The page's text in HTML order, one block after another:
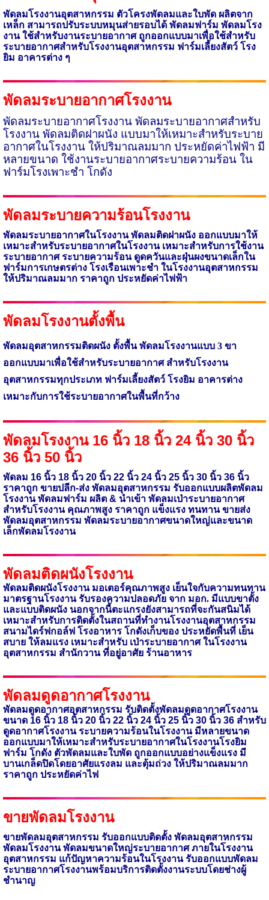
พัดลมโรงงานอุตสาหกรรม ตัวโครงพัดลมและใบพัด ผลิตจาก
เหล็ก สามารถปรับระบบหมุนส่ายรอบได้ พัดลมฟาร์ม พัดลมโรง
งาน ใช้สำหรับงานระบายอากาศ ถูกออกแบบมาเพื่อใช้สำหรับ
ระบายอากาศสำหรับโรงงานอุตสาหกรรม ฟาร์มเลี้ยงสัตว์ โรง
ยิม อาคารต่าง ๆ
พัดลมระบายอากาศโรงงาน
พัดลมระบายอากาศโรงงาน พัดลมระบายอากาศสำหรับ
โรงงาน พัดลมติดฝาผนัง แบบมาให้เหมาะสำหรับระบาย
อากาศในโรงงาน ให้ปริมาณลมมาก ประหยัดค่าไฟฟ้า มี
หลายขนาด ใช้งานระบายอากาศระบายความร้อนใน
ฟาร์มโรงเพาะชำ โกดัง
พัดลมระบายความร้อนโรงงาน
พัดลมระบายอากาศในโรงงาน พัดลมติดฝาผนัง ออกแบบมาให้
เหมาะสำหรับระบายอากาศในโรงงานเหมาะสำหรับการใช้งาน
ระบายอากาศ ระบายความร้อน ดูดควันและฝุ่นผงขนาดเล็กใน
ฟาร์มการเกษตรต่าง โรงเรือนเพาะชำ ในโรงงานอุตสาหกรรม
ให้ปริมาณลมมาก ราคาถูก ประหยัดค่าไฟฟ้า
พัดลมโรงงานตั้งพื้น
พัดลมอุตสาหกรรมติดผนัง ตั้งพื้น พัดลมโรงงานแบบ 3 ขา
ออกแบบมาเพื่อใช้สำหรับระบายอากาศ สำหรับโรงงาน
อุตสาหกรรมทุกประเภท ฟาร์มเลี้ยงสัตว์ โรงยิม อาคารต่าง
เหมาะกับการใช้ระบายอากาศในพื้นที่กว้าง
พัดลมโรงงาน 16 นิ้ว 18 นิ้ว 24 นิ้ว 30 นิ้ว
36 นิ้ว 50 นิ้ว
พัดลม 16 นิ้ว 18 นิ้ว 20 นิ้ว 22 นิ้ว 24 นิ้ว 25 นิ้ว 30 นิ้ว 36 นิ้ว
ราคาถูก ขายปลีก-ส่ง พัดลมอุตสาหกรรม รับออกแบบผลิตพัดลม
โรงงาน พัดลมฟาร์ม ผลิต & นำเข้า พัดลมเป่าระบายอากาศ
สำหรับโรงงานคุณภาพสูง ราคาถูก แข็งแรง ทนทาน ขายส่ง
พัดลมอุตสาหกรรม พัดลมระบายอากาศขนาดใหญ่และขนาด
เล็กพัดลมโรงงาน
พัดลมติดผนังโรงงาน
พัดลมติดผนังโรงงาน มอเตอร์คุณภาพสูง เย็นใจกับความทนทาน
มาตรฐานโรงงาน รับรองความปลอดภัย จาก มอก. มีแบบขาตั้ง
และแบบติดผนัง นอกจากนี้ตะแกรงยังสามารถที่จะกันสนิมได้
เหมาะสำหรับการติดตั้งในสถานที่ทำงานโรงงานอุตสาหกรรม
สนามไดร์ฟกอล์ฟ โรงอาหาร โกดังเก็บของประหยัดพื้นที่ เย็น
สบาย ให้ลมแรง เหมาะสำหรับ เป่าระบายอากาศ ในโรงงาน
อุตสาหกรรม สำนักวาน ที่อยู่อาศัย ร้านอาหาร
พัดลมดูดอากาศโรงงาน
พัดลมดูดอากาศอุตสาหกรรม รับติดตั้งพัดลมดูดอากาศโรงงาน
ขนาด 16 นิ้ว 18 นิ้ว 20 นิ้ว 22 นิ้ว 24 นิ้ว 25 นิ้ว 30 นิ้ว 36 สำหรับ
ดูดอากาศโรงงาน ระบายความร้อนในโรงงาน มีหลายขนาด
ออกแบบมาให้เหมาะสำหรับระบายอากาศในโรงงานโรงยิม
ฟาร์ม โกดัง ตัวพัดลมและใบพัด ถูกออกแบบอย่างแข็งแรง มี
บานเกล็ดปิดโดยอาศัยแรงลม และตุ้มถ่วง ให้ปริมาณลมมาก
ราคาถูก ประหยัดค่าไฟ
ขายพัดลมโรงงาน
ขายพัดลมอุตสาหกรรม รับออกแบบติดตั้ง พัดลมอุตสาหกรรม
พัดลมโรงงานพัดลมขนาดใหญ่ระบายอากาศ ภายในโรงงาน
อุตสาหกรรม แก้ปัญหาความร้อนในโรงงาน รับออกแบบพัดลม
ระบายอากาศโรงงานพร้อมบริการติดตั้งงานระบบโดยช่างผู้
ชำนาญ